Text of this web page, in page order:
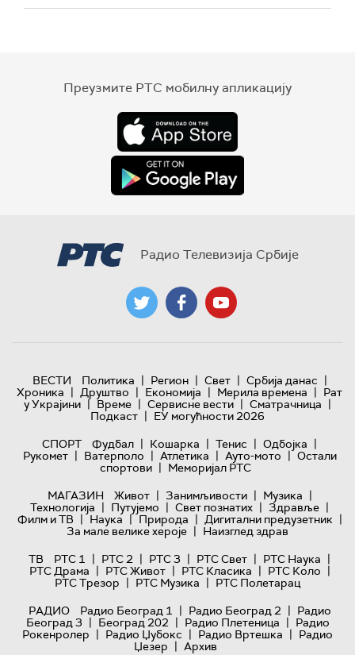
Преузмите РТС мобилну апликацију
Радио Телевизија Србије
ВЕСТИ Политика | Регион | Свет | Србија данас |
Хроника | Друштво | Економија | Мерила времена | Рат
у Украјини | Време | Сервисне вести | Сматрачница |
Подкаст | ЕУ могућности 2026
СПОРТ
Фудбал | Кошарка | Тенис | Одбојка |
Рукомет | Ватерполо | Атлетика | Ауто-мото | Остали
спортови | Меморијал РТС
МАГАЗИН
Живот | Занимљивости | Музика |
Технологијa | Путујемо | Свет познатих | Здравље |
Филм и ТВ | Наука | Природа | Дигитални предузетник |
За мале велике хероје | Наизглед здрав
ТВ
РТС 1 | РТС 2 | РТС 3 | РТС Свет | РТС Наука |
РТС Драма | РТС Живот | РТС Класика | РТС Коло |
РТС Трезор | РТС Музика | РТС Полетарац
РАДИО
Радио Београд 1 | Радио Београд 2 | Радио
Београд 3 | Београд 202 | Радио Плетеница | Радио
Рокенролер | Радио Џубокс | Радио Вртешка | Радио
Џезер | Архив